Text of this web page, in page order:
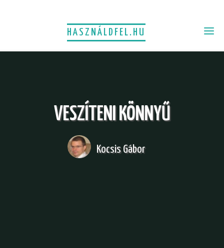
HASZNÁLDFEL.HU
VESZÍTENI KÖNNYŰ
Kocsis Gábor